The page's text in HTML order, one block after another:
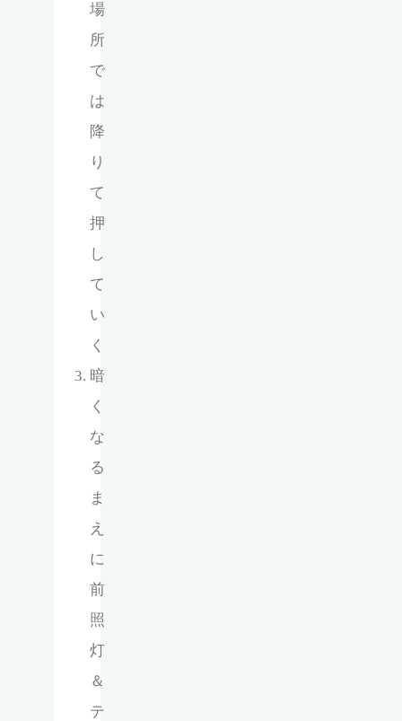
場
所
で
は
降
り
て
押
し
て
い
く
暗
く
な
る
ま
え
に
前
照
灯
＆
テ